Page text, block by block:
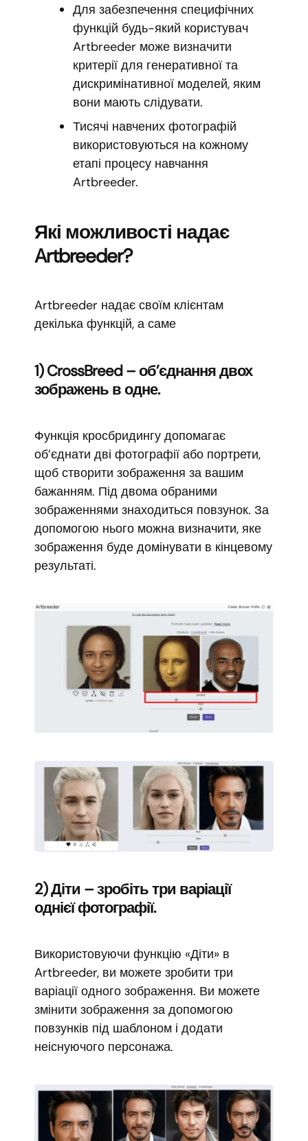
Для забезпечення специфічних
функцій будь-який користувач
Artbreeder може визначити
критерії для генеративної та
дискримінативної моделей, яким
вони мають слідувати.
Тисячі навчених фотографій
використовуються на кожному
етапі процесу навчання
Artbreeder.
Які можливості надає
Artbreeder?
Artbreeder надає своїм клієнтам
декілька функцій, а саме
1) CrossBreed – об’єднання двох
зображень в одне.
Функція кросбридингу допомагає
об’єднати дві фотографії або портрети,
щоб створити зображення за вашим
бажанням. Під двома обраними
зображеннями знаходиться повзунок. За
допомогою нього можна визначити, яке
зображення буде домінувати в кінцевому
результаті.
2) Діти – зробіть три варіації
однієї фотографії.
Використовуючи функцію «Діти» в
Artbreeder, ви можете зробити три
варіації одного зображення. Ви можете
змінити зображення за допомогою
повзунків під шаблоном і додати
неіснуючого персонажа.